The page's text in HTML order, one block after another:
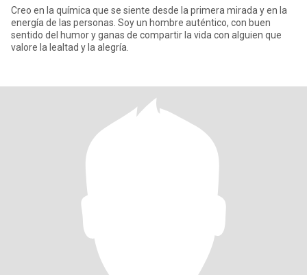
Creo en la química que se siente desde la primera mirada y en la
energía de las personas. Soy un hombre auténtico, con buen
sentido del humor y ganas de compartir la vida con alguien que
valore la lealtad y la alegría.